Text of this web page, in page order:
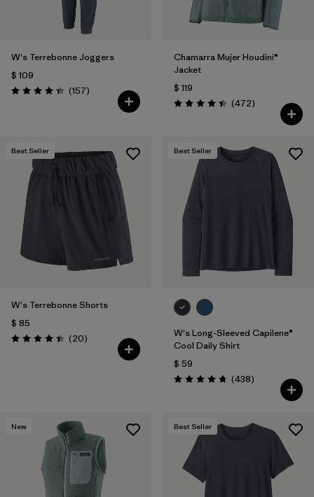
W's Terrebonne Joggers
$ 109
Valoración: 4.4 / 5
(157Comentarios
)
Chamarra Mujer Houdini®
Jacket
$ 119
Valoración: 4.5 / 5
(472Comentarios
)
Best Seller
W's Terrebonne Shorts
$ 85
Valoración: 4.5 / 5
(20Comentarios
)
Best Seller
W's Long-Sleeved Capilene®
Cool Daily Shirt
$ 59
Valoración: 4.7 / 5
(438Comentarios
)
New Best Seller